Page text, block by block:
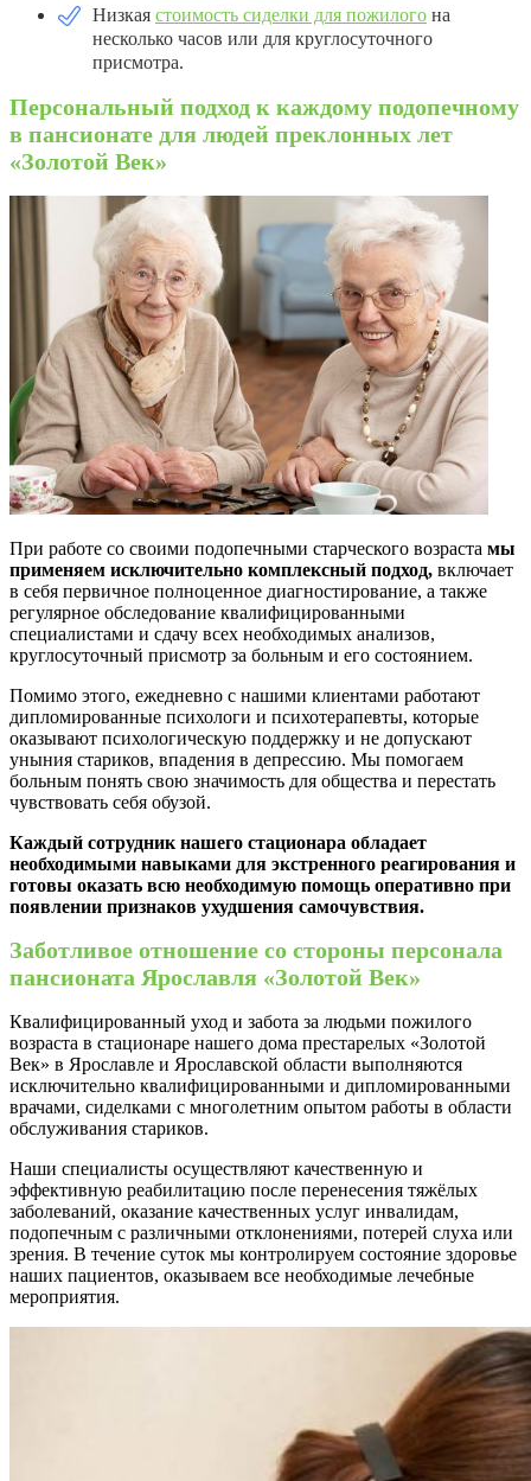
Низкая стоимость сиделки для пожилого на
несколько часов или для круглосуточного
присмотра.
Персональный подход к каждому подопечному
в пансионате для людей преклонных лет
«Золотой Век»
При работе со своими подопечными старческого возраста мы
применяем исключительно комплексный подход, включает
в себя первичное полноценное диагностирование, а также
регулярное обследование квалифицированными
специалистами и сдачу всех необходимых анализов,
круглосуточный присмотр за больным и его состоянием.
Помимо этого, ежедневно с нашими клиентами работают
дипломированные психологи и психотерапевты, которые
оказывают психологическую поддержку и не допускают
уныния стариков, впадения в депрессию. Мы помогаем
больным понять свою значимость для общества и перестать
чувствовать себя обузой.
Каждый сотрудник нашего стационара обладает
необходимыми навыками для экстренного реагирования и
готовы оказать всю необходимую помощь оперативно при
появлении признаков ухудшения самочувствия.
Заботливое отношение со стороны персонала
пансионата Ярославля «Золотой Век»
Квалифицированный уход и забота за людьми пожилого
возраста в стационаре нашего дома престарелых «Золотой
Век» в Ярославле и Ярославской области выполняются
исключительно квалифицированными и дипломированными
врачами, сиделками с многолетним опытом работы в области
обслуживания стариков.
Наши специалисты осуществляют качественную и
эффективную реабилитацию после перенесения тяжёлых
заболеваний, оказание качественных услуг инвалидам,
подопечным с различными отклонениями, потерей слуха или
зрения. В течение суток мы контролируем состояние здоровье
наших пациентов, оказываем все необходимые лечебные
мероприятия.